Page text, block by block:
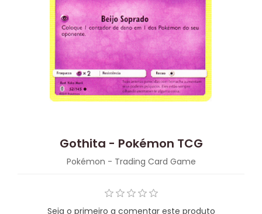
Gothita - Pokémon TCG
Pokémon - Trading Card Game
Seja o primeiro a comentar este produto